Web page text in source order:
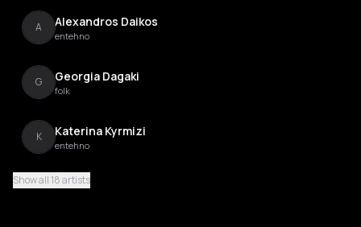
A Alexandros Daikos
entehno
G Georgia Dagaki
folk
K Katerina Kyrmizi
entehno
Show all 18 artists